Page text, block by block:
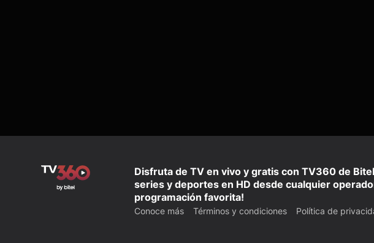
Disfruta de TV en vivo y gratis con TV360 de
series y deportes en HD desde cualquier
programación favorita!
Conoce más Términos y condiciones Política de